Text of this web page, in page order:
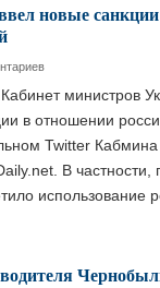
новые
министров
в отношении
Twitter Кабмина
В частности,
использование